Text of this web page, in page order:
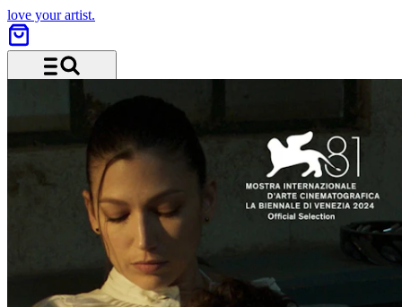
love your artist.